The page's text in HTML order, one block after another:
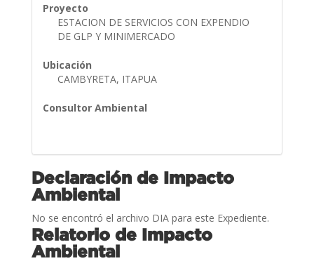
Proyecto
ESTACION DE SERVICIOS CON EXPENDIO
DE GLP Y MINIMERCADO
Ubicación
CAMBYRETA, ITAPUA
Consultor Ambiental
Declaración de Impacto
Ambiental
No se encontró el archivo DIA para este Expediente.
Relatorio de Impacto
Ambiental